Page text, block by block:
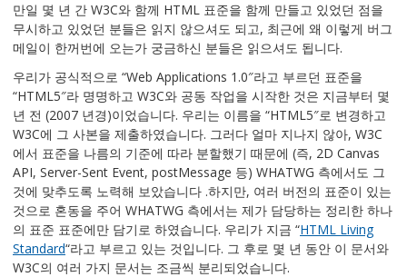
만일 몇 년 간 W3C와 함께 HTML 표준을 함께 만들고 있었던 점을
무시하고 있었던 분들은 읽지 않으셔도 되고, 최근에 왜 이렇게 버그
메일이 한꺼번에 오는가 궁금하신 분들은 읽으셔도 됩니다.
우리가 공식적으로 “Web Applications 1.0″라고 부르던 표준을
“HTML5″라 명명하고 W3C와 공동 작업을 시작한 것은 지금부터 몇
년 전 (2007 년경)이었습니다. 우리는 이름을 “HTML5″로 변경하고
W3C에 그 사본을 제출하였습니다. 그러다 얼마 지나지 않아, W3C
에서 표준을 나름의 기준에 따라 분할했기 때문에 (즉, 2D Canvas
API, Server-Sent Event, postMessage 등) WHATWG 측에서도 그
것에 맞추도록 노력해 보았습니다 .하지만, 여러 버전의 표준이 있는
것으로 혼동을 주어 WHATWG 측에서는 제가 담당하는 정리한 하나
의 표준 표준에만 담기로 하였습니다. 우리가 지금 “HTML Living
Standard“라고 부르고 있는 것입니다. 그 후로 몇 년 동안 이 문서와
W3C의 여러 가지 문서는 조금씩 분리되었습니다.